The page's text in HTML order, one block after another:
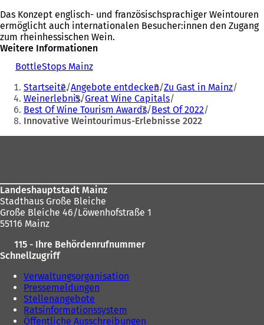
Das Konzept englisch- und französischsprachiger Weintouren
ermöglicht auch internationalen Besucher:innen den Zugang
zum rheinhessischen Wein.
Weitere Informationen
BottleStops Mainz(
f
f
n
e
t
n
e
m
u
T
a
b
)
Sie
befinden
sich
Startseite Angebote entdecken Zu Gast in Mainz
Weinerlebnis Great Wine Capitals
Best Of Wine Tourism Awards Best Of 2022
Innovative Weintourimus-Erlebnisse 2022
Landeshauptstadt Mainz
Stadthaus Große Bleiche
Große Bleiche 46/Löwenhofstraße 1
55116 Mainz
115 - Ihre Behördenrufnummer
Schnellzugriff
Verwaltungsorganisation
Pressemeldungen
Stellenangebote
Ratsinformationssystem
Öffentliche Ausschreibungen